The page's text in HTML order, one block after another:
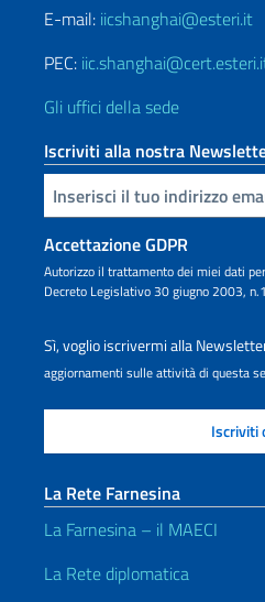
E-mail: iicshanghai@esteri.it
PEC:
Gli uffici della sede
Iscriviti alla nostra
Inserisci la tua email
Accettazione GDPR
Autorizzo il trattamento dei miei dati
Decreto Legislativo 30 giugno 2003,
Sì, voglio iscrivermi alla
aggiornamenti sulle attività di questa
La Rete Farnesina
La Farnesina – il MAECI
La Rete diplomatica